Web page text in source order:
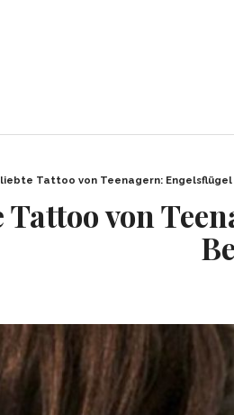
Tattoo von Teenagern:
Tattoo von